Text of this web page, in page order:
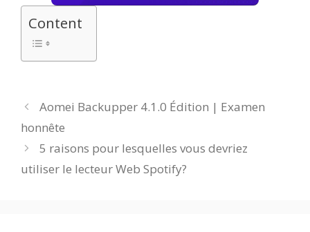
Content
Aomei Backupper 4.1.0 Édition | Examen
honnête
5 raisons pour lesquelles vous devriez
utiliser le lecteur Web Spotify?